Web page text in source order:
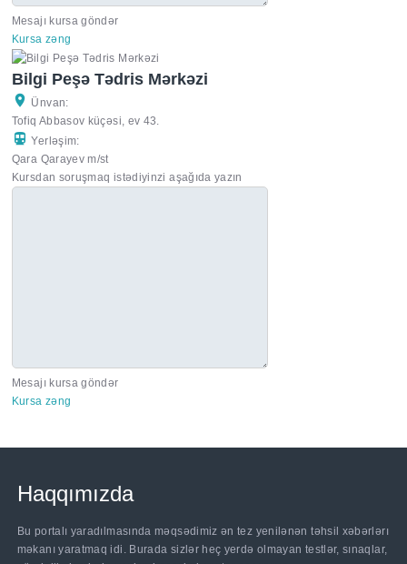
Mesajı kursa göndər
Kursa zəng
Bilgi Peşə Tədris Mərkəzi
Ünvan:
Tofiq Abbasov küçəsi, ev 43.
Yerləşim:
Qara Qarayev m/st
Kursdan soruşmaq istədiyinzi aşağıda yazın
Mesajı kursa göndər
Kursa zəng
Haqqımızda
Bu portalı yaradılmasında məqsədimiz ən tez yenilənən təhsil xəbərlərı
məkanı yaratmaq idi. Burada sizlər heç yerdə olmayan testlər, sınaqlar,